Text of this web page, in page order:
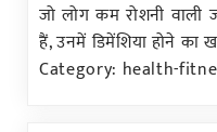
जो लोग कम रोशनी
हैं, उनमें डिमेंशिया होने का
Category: health-